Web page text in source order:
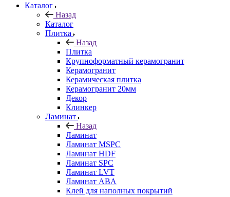
Каталог
Назад
Каталог
Плитка
Назад
Плитка
Крупноформатный керамогранит
Керамогранит
Керамическая плитка
Керамогранит 20мм
Декор
Клинкер
Ламинат
Назад
Ламинат
Ламинат MSPC
Ламинат HDF
Ламинат SPC
Ламинат LVT
Ламинат ABA
Клей для наполных покрытий